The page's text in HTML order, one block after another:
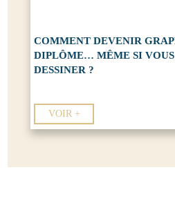
COMMENT DEVENIR
DIPLÔME… MÊME SI VOUS
DESSINER ?
VOIR +